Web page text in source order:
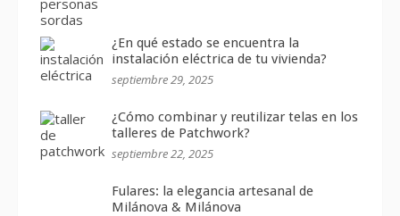
¿En qué estado se encuentra la
instalación eléctrica de tu vivienda?
septiembre 29, 2025
¿Cómo combinar y reutilizar telas en los
talleres de Patchwork?
septiembre 22, 2025
Fulares: la elegancia artesanal de
Milánova & Milánova